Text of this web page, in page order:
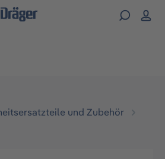
springen
und Zubehör